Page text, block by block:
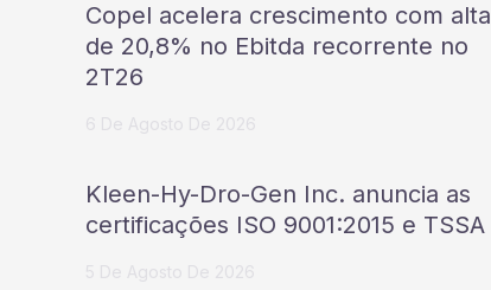
Copel acelera crescimento com alta
de 20,8% no Ebitda recorrente no
2T26
Kleen-Hy-Dro-Gen Inc. anuncia as
certificações ISO 9001:2015 e TSSA